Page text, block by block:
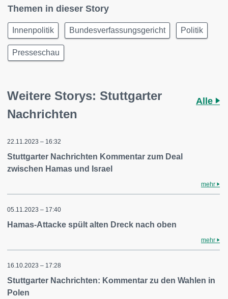
Themen in dieser Story
Innenpolitik Bundesverfassungsgericht Politik
Presseschau
Weitere Storys: Stuttgarter
Nachrichten
Alle
22.11.2023 – 16:32
Stuttgarter Nachrichten Kommentar zum Deal
zwischen Hamas und Israel
mehr
05.11.2023 – 17:40
Hamas-Attacke spült alten Dreck nach oben
mehr
16.10.2023 – 17:28
Stuttgarter Nachrichten: Kommentar zu den Wahlen in
Polen